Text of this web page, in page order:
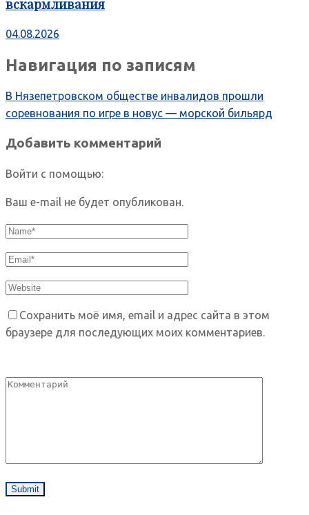
вскармливания
04.08.2026
Навигация по записям
В Нязепетровском обществе инвалидов прошли
соревнования по игре в новус — морской бильярд
Добавить комментарий
Войти с помощью:
Ваш e-mail не будет опубликован.
Сохранить моё имя, email и адрес сайта в этом
браузере для последующих моих комментариев.